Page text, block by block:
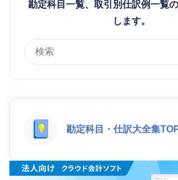
勘定科目一覧、取引別仕訳例一覧
します。
勘定科目・仕訳大全集